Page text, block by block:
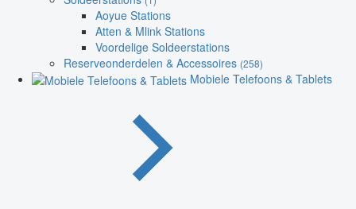
Aoyue Stations
Atten & Mlink Stations
Voordelige Soldeerstations
Reserveonderdelen & Accessoires (258)
Mobiele Telefoons & Tablets